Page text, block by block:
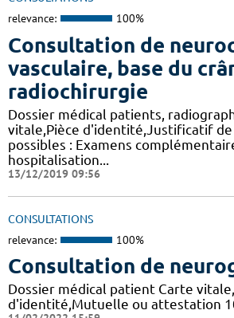
relevance: 100%
Consultation de
vasculaire, base du
radiochirurgie
Dossier médical patients,
vitale,Pièce d'identité,Justificatif de
possibles : Examens
hospitalisation...
13/12/2019 09:56
CONSULTATIONS
relevance: 100%
Consultation de
Dossier médical patient Carte
d'identité,Mutuelle ou attestation